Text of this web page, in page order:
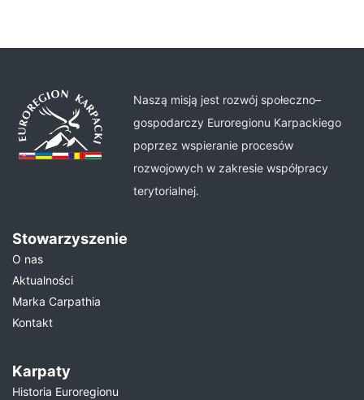
Naszą misją jest rozwój społeczno–
gospodarczy Euroregionu Karpackiego
poprzez wspieranie procesów
rozwojowych w zakresie współpracy
terytorialnej.
Stowarzyszenie
O nas
Aktualności
Marka Carpathia
Kontakt
Karpaty
Historia Euroregionu